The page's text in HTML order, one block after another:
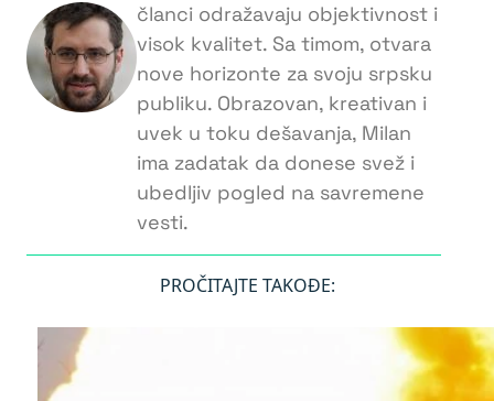
članci odražavaju objektivnost i
visok kvalitet. Sa timom, otvara
nove horizonte za svoju srpsku
publiku. Obrazovan, kreativan i
uvek u toku dešavanja, Milan
ima zadatak da donese svež i
ubedljiv pogled na savremene
vesti.
PROČITAJTE TAKOĐE: